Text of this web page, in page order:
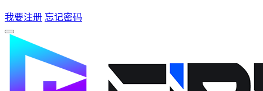
我要注册 忘记密码